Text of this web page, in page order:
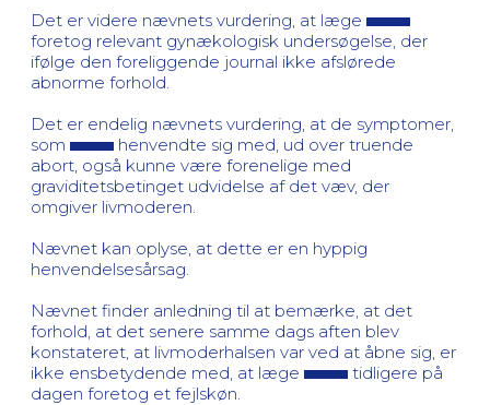
Det er videre nævnets vurdering, at læge
foretog relevant gynækologisk undersøgelse, der
ifølge den foreliggende journal ikke afslørede
abnorme forhold.
Det er endelig nævnets vurdering, at de symptomer,
som
henvendte sig med, ud over truende
abort, også kunne være forenelige med
graviditetsbetinget udvidelse af det væv, der
omgiver livmoderen.
Nævnet kan oplyse, at dette er en hyppig
henvendelsesårsag.
Nævnet finder anledning til at bemærke, at det
forhold, at det senere samme dags aften blev
konstateret, at livmoderhalsen var ved at åbne sig, er
ikke ensbetydende med, at læge
tidligere på
dagen foretog et fejlskøn.